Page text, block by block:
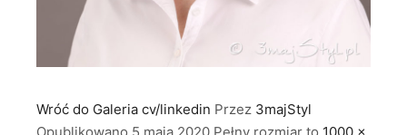
Wróć do Galeria cv/linkedin Przez 3majStyl